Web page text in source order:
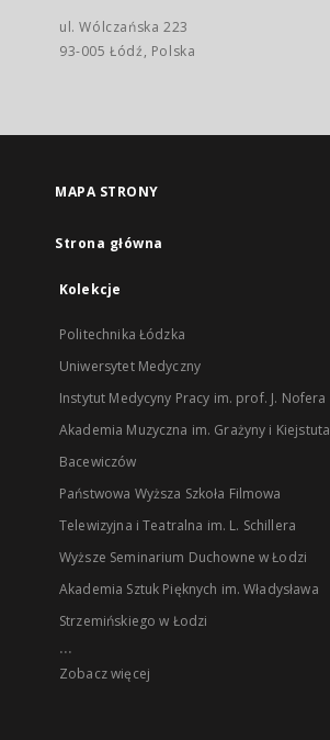
ul. Wólczańska 223
93-005 Łódź, Polska
MAPA STRONY
Strona główna
Kolekcje
Politechnika Łódzka
Uniwersytet Medyczny
Instytut Medycyny Pracy im. prof. J. Nofera
Akademia Muzyczna im. Grażyny i Kiejstuta
Bacewiczów
Państwowa Wyższa Szkoła Filmowa
Telewizyjna i Teatralna im. L. Schillera
Wyższe Seminarium Duchowne w Łodzi
Akademia Sztuk Pięknych im. Władysława
Strzemińskiego w Łodzi
...
Zobacz więcej